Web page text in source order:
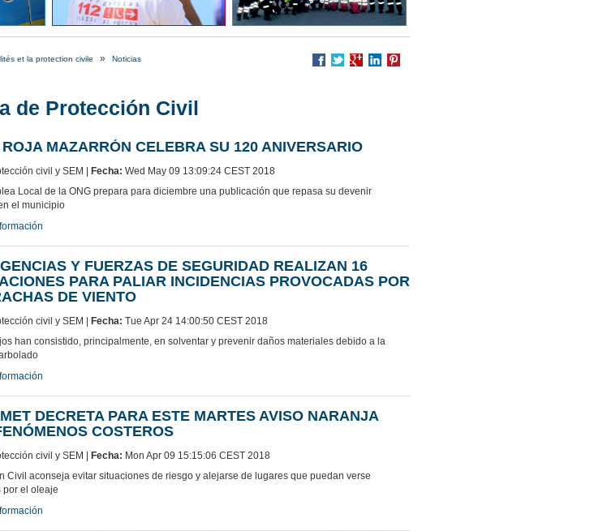
et la protection civile » Noticias
de Protección Civil
MAZARRÓN CELEBRA SU 120 ANIVERSARIO
civil y SEM | Fecha: Wed May 09 13:09:24 CEST 2018
Local de la ONG prepara para diciembre una publicación que repasa su devenir
el municipio
Y FUERZAS DE SEGURIDAD REALIZAN 16
PARA PALIAR INCIDENCIAS PROVOCADAS POR
DE VIENTO
civil y SEM | Fecha: Tue Apr 24 14:00:50 CEST 2018
han consistido, principalmente, en solventar y prevenir daños materiales debido a la
DECRETA PARA ESTE MARTES AVISO NARANJA
COSTEROS
civil y SEM | Fecha: Mon Apr 09 15:15:06 CEST 2018
Civil aconseja evitar situaciones de riesgo y alejarse de lugares que puedan verse
por el oleaje